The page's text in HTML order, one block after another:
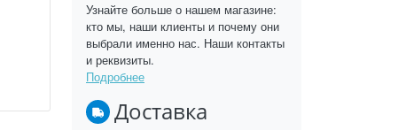
Узнайте больше о нашем магазине:
кто мы, наши клиенты и почему они
выбрали именно нас. Наши контакты
и реквизиты.
Подробнее
Доставка